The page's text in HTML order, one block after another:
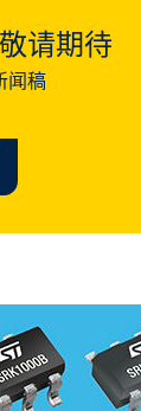
请期待
闻稿